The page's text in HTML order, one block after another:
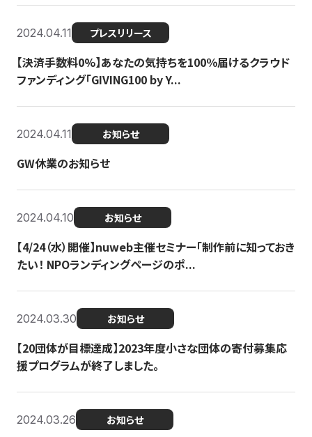
2024.04.11 プレスリリース
【決済手数料0%】あなたの気持ちを100％届けるクラウド
ファンディング「GIVING100 by Y...
2024.04.11 お知らせ
GW休業のお知らせ
2024.04.10 お知らせ
【4/24（水）開催】nuweb主催セミナー「制作前に知っておき
たい！ NPOランディングページのポ...
2024.03.30 お知らせ
【20団体が目標達成】2023年度小さな団体の寄付募集応
援プログラムが終了しました。
2024.03.26 お知らせ